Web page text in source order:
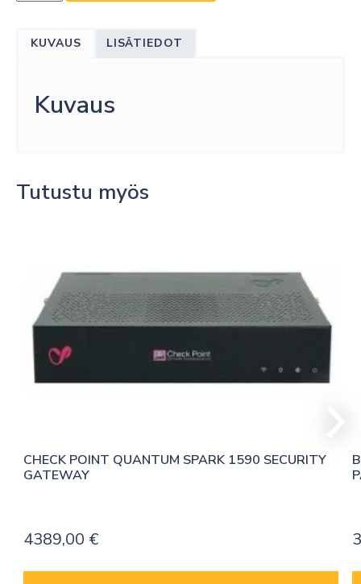
VALKOINEN
KULUTTAJAPAKKAUS
KUVAUS LISÄTIEDOT
Kuvaus
Tutustu myös
CHECK POINT QUANTUM SPARK 1590 SECURITY
GATEWAY
4389,00 €